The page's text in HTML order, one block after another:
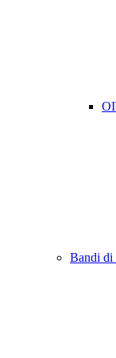
Bandi di